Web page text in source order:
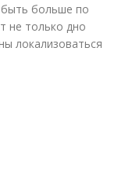
больше по
не только дно
локализоваться